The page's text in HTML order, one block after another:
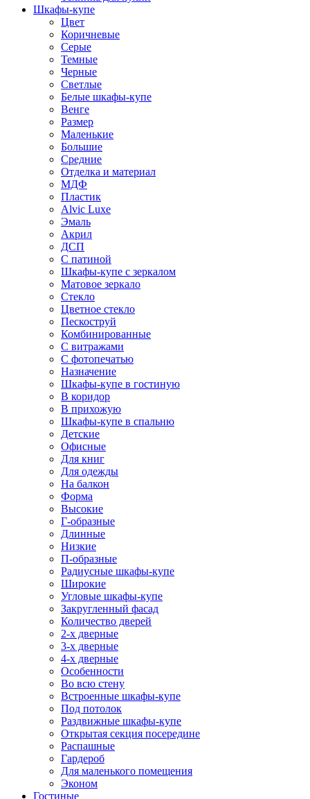
Шкафы-купе
Цвет
Коричневые
Серые
Темные
Черные
Светлые
Белые шкафы-купе
Венге
Размер
Маленькие
Большие
Средние
Отделка и материал
МДФ
Пластик
Alvic Luxe
Эмаль
Акрил
ДСП
С патиной
Шкафы-купе с зеркалом
Матовое зеркало
Стекло
Цветное стекло
Пескоструй
Комбинированные
С витражами
С фотопечатью
Назначение
Шкафы-купе в гостиную
В коридор
В прихожую
Шкафы-купе в спальню
Детские
Офисные
Для книг
Для одежды
На балкон
Форма
Высокие
Г-образные
Длинные
Низкие
П-образные
Радиусные шкафы-купе
Широкие
Угловые шкафы-купе
Закругленный фасад
Количество дверей
2-х дверные
3-х дверные
4-х дверные
Особенности
Во всю стену
Встроенные шкафы-купе
Под потолок
Раздвижные шкафы-купе
Открытая секция посередине
Распашные
Гардероб
Для маленького помещения
Эконом
Гостиные